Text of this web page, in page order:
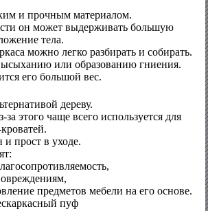
и прочным материалом.
он может выдерживать большую
тела.
можно легко разбирать и собирать.
или образованию гниения.
его большой вес.
дереву.
этого чаще всего используется для
и прост в уходе.
предметов мебели на его основе.